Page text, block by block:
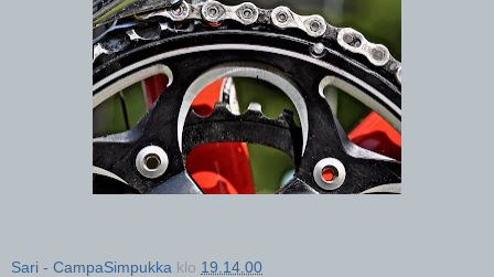
Sari - CampaSimpukka klo 19.14.00